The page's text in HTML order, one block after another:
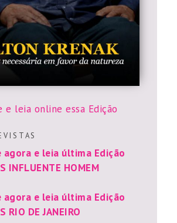
e leia online essa Edição
I S T A S
agora e leia última Edição
INFLUENTE HOMEM
agora e leia última Edição
RIO DE JANEIRO